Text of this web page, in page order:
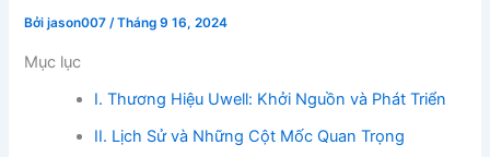
Bởijason007/Tháng 9 16, 2024
Mục lục
I. Thương Hiệu Uwell: Khởi Nguồn và Phát Triển
II. Lịch Sử và Những Cột Mốc Quan Trọng